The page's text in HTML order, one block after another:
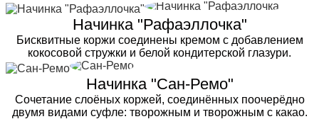
Начинка "Рафаэллочка"
Бисквитные коржи соединены кремом с добавлением
кокосовой стружки и белой кондитерской глазури.
Начинка "Сан-Ремо"
Сочетание слоёных коржей, соединённых поочерёдно
двумя видами суфле: творожным и творожным с какао.